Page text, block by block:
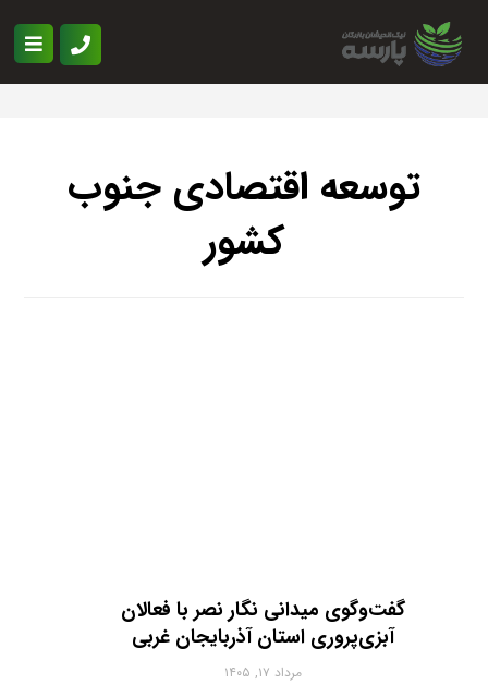
توسعه اقتصادی جنوب
کشور
گفت‌وگوی میدانی نگار نصر با فعالان
آبزی‌پروری استان آذربایجان غربی
مرداد ۱۷, ۱۴۰۵